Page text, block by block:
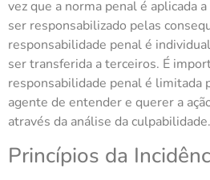
vez que a norma penal é aplicada
ser responsabilizado pelas
responsabilidade penal é
ser transferida a terceiros. É
responsabilidade penal é limitada
agente de entender e querer a
através da análise da culpabilidade.
Princípios da